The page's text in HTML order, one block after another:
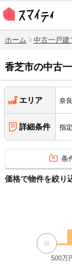
ホーム 中古一戸建
香芝市の中古
エリア 奈
詳細条件 指
条
価格で物件を絞り
500万